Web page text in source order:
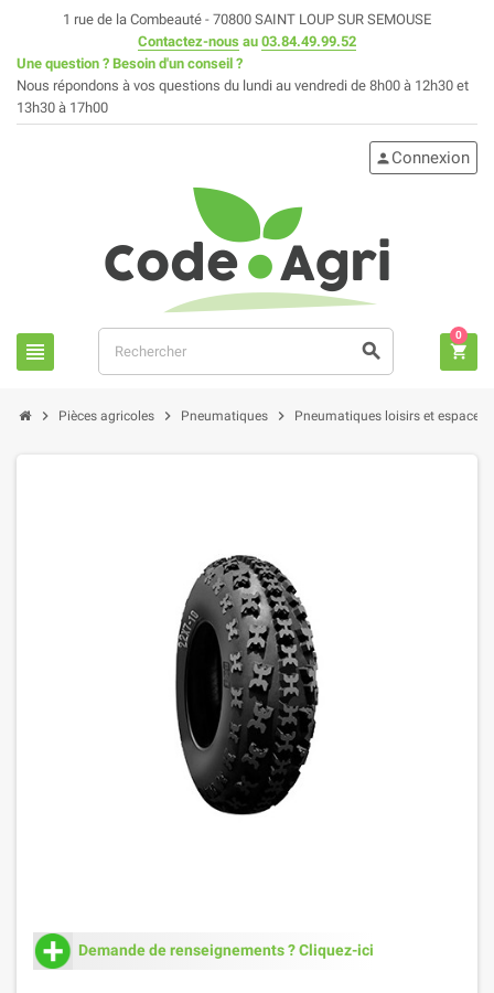
1 rue de la Combeauté - 70800 SAINT LOUP SUR SEMOUSE
Contactez-nous au 03.84.49.99.52
Une question ? Besoin d'un conseil ?
Nous répondons à vos questions du lundi au vendredi de 8h00 à 12h30 et
13h30 à 17h00
view_headline search
person Connexion
shopping_cart
0
chevron_right Pièces agricoles chevron_right Pneumatiques chevron_right Pneumatiques loisirs et espaces
Demande de renseignements ? Cliquez-ici